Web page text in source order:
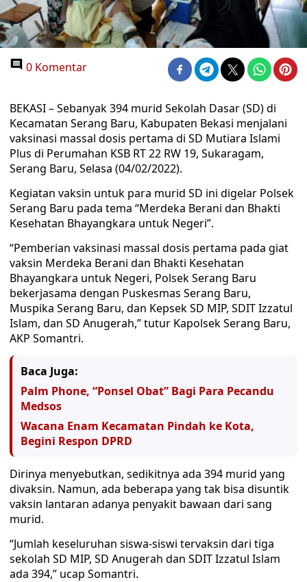
0 Komentar
BEKASI – Sebanyak 394 murid Sekolah Dasar (SD) di
Kecamatan Serang Baru, Kabupaten Bekasi menjalani
vaksinasi massal dosis pertama di SD Mutiara Islami
Plus di Perumahan KSB RT 22 RW 19, Sukaragam,
Serang Baru, Selasa (04/02/2022).
Kegiatan vaksin untuk para murid SD ini digelar Polsek
Serang Baru pada tema “Merdeka Berani dan Bhakti
Kesehatan Bhayangkara untuk Negeri”.
“Pemberian vaksinasi massal dosis pertama pada giat
vaksin Merdeka Berani dan Bhakti Kesehatan
Bhayangkara untuk Negeri, Polsek Serang Baru
bekerjasama dengan Puskesmas Serang Baru,
Muspika Serang Baru, dan Kepsek SD MIP, SDIT Izzatul
Islam, dan SD Anugerah,” tutur Kapolsek Serang Baru,
AKP Somantri.
Baca Juga:
Palm Phone, “Ponsel Obat” Bagi Para Pecandu
Medsos
Wacana Enam Kecamatan Pindah ke Kota,
Begini Respon DPRD
Dirinya menyebutkan, sedikitnya ada 394 murid yang
divaksin. Namun, ada beberapa yang tak bisa disuntik
vaksin lantaran adanya penyakit bawaan dari sang
murid.
“Jumlah keseluruhan siswa-siswi tervaksin dari tiga
sekolah SD MIP, SD Anugerah dan SDIT Izzatul Islam
ada 394,” ucap Somantri.